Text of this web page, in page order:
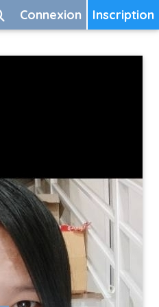
Inscription
Connexion